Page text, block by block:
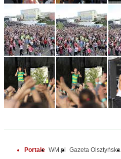
Portale WM.pl Gazeta Olsztyńska